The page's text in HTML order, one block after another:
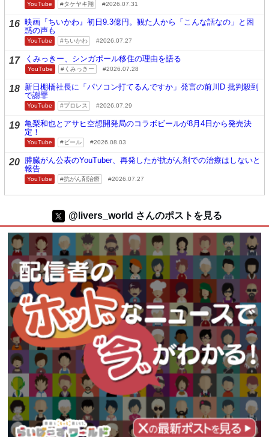
YouTube タケヤキ翔 2026.07.31
16 映画『ちいかわ』初日9.3億円。観た人から「こんな話なの」と困
惑の声も
YouTube ちいかわ 2026.07.27
17 くみっきー、シンガポール移住の理由を語る
YouTube くみっきー 2026.07.28
18 新日棚橋社長に「パソコン打てるんですか」発言の前川D 批判殺到
で謝罪
YouTube プロレス 2026.07.29
19 亀梨和也とアサヒ空想開発局のコラボビールが8月4日から発売決
定！
YouTube ビール 2026.08.03
20 膵臓がん公表のYouTuber、再発したが抗がん剤での治療はしないと
報告
YouTube 抗がん剤治療 2026.07.27
@livers_world さんのポストを見る